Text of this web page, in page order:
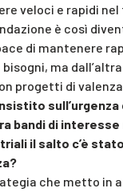
veloci e rapidi nel
è così
di mantenere
ma
progetti di valenza
bandi di
il salto c’è
che metto in